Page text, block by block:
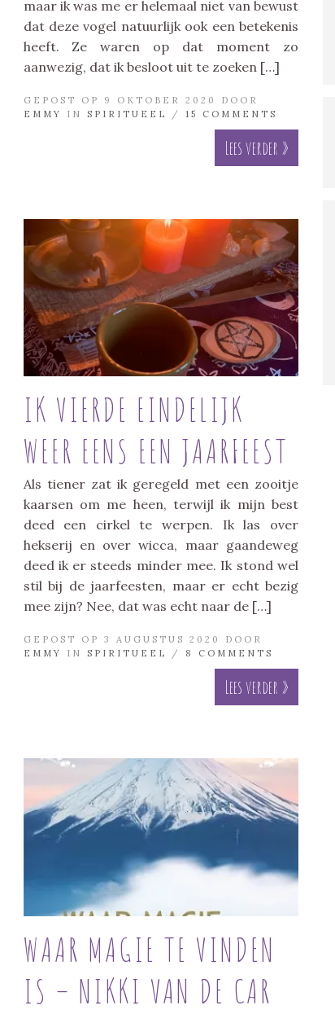
maar ik was me er helemaal niet van bewust
dat deze vogel natuurlijk ook een betekenis
heeft. Ze waren op dat moment zo
aanwezig, dat ik besloot uit te zoeken […]
GEPOST OP 9 OKTOBER 2020 DOOR
EMMY
IN SPIRITUEEL / 15 COMMENTS
Lees verder »
IK VIERDE EINDELIJK
WEER EENS EEN JAARFEEST
Als tiener zat ik geregeld met een zooitje
kaarsen om me heen, terwijl ik mijn best
deed een cirkel te werpen. Ik las over
hekserij en over wicca, maar gaandeweg
deed ik er steeds minder mee. Ik stond wel
stil bij de jaarfeesten, maar er echt bezig
mee zijn? Nee, dat was echt naar de […]
GEPOST OP 3 AUGUSTUS 2020 DOOR
EMMY
IN SPIRITUEEL / 8 COMMENTS
Lees verder »
WAAR MAGIE TE VINDEN
IS – NIKKI VAN DE CAR